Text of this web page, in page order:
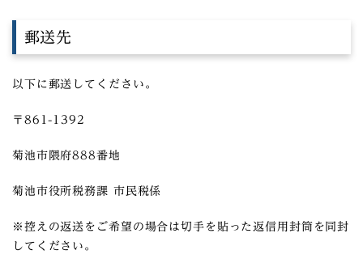
郵送先
以下に郵送してください。
〒861-1392
菊池市隈府888番地
菊池市役所税務課 市民税係
※控えの返送をご希望の場合は切手を貼った返信用封筒を同封
してください。